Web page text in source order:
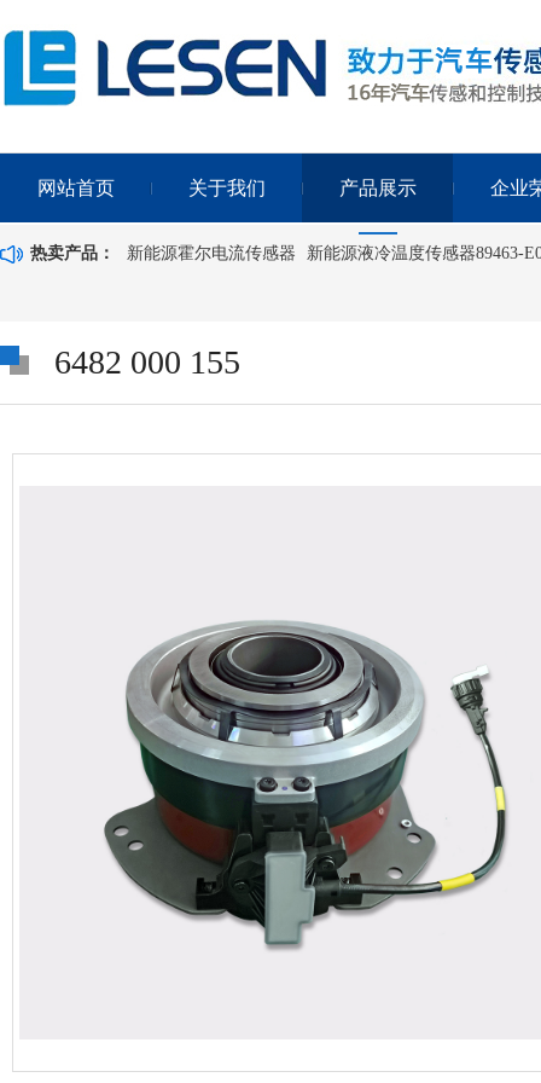
网站首页 关于我们 产品展示 企业
热卖产品： 新能源霍尔电流传感器 新能源液冷温度传感器89463-
6482 000 155